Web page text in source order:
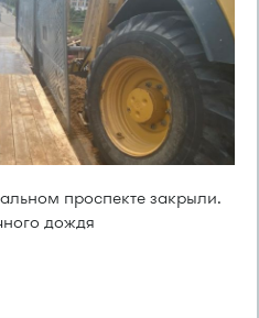
проспекте закрыли.
дождя